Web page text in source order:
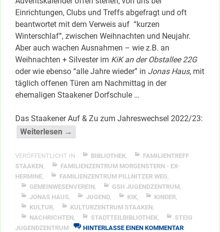
Einrichtungen, Clubs und Treffs abgefragt und oft
beantwortet mit dem Verweis auf “kurzen
Winterschlaf”, zwischen Weihnachten und Neujahr.
Aber auch wachen Ausnahmen – wie z.B. an
Weihnachten + Silvester im KiK an der Obstallee 22G
oder wie ebenso “alle Jahre wieder” in Jonas Haus, mit
täglich offenen Türen am Nachmittag in der
ehemaligen Staakener Dorfschule …
Das Staakener Auf & Zu zum Jahreswechsel 2022/23:
Weiterlesen →
ZU
zwischen
den
Jahren
KIEZ”
</span
VERÖFFENTLICHT IN BIBLIOTHEK
FAMILIENTREFF
STAAKEN
FAMILIENZENTRUM MORGENSTERN - EX-
HERMINE
FAMILIENZENTRUM PILLNITZER WEG
GEMEINWESENVEREIN
GSH JUGENDZENTRUM
JONAS HAUS
JUGEND KIK KINDER
KULTUR
KULTURZENTRUM STAAKEN
NACHRICHTEN
STADTTEILBIBLIOTHEK
STEIG
JUGENDZENTRUM
HINTERLASSE EINEN KOMMENTARZU